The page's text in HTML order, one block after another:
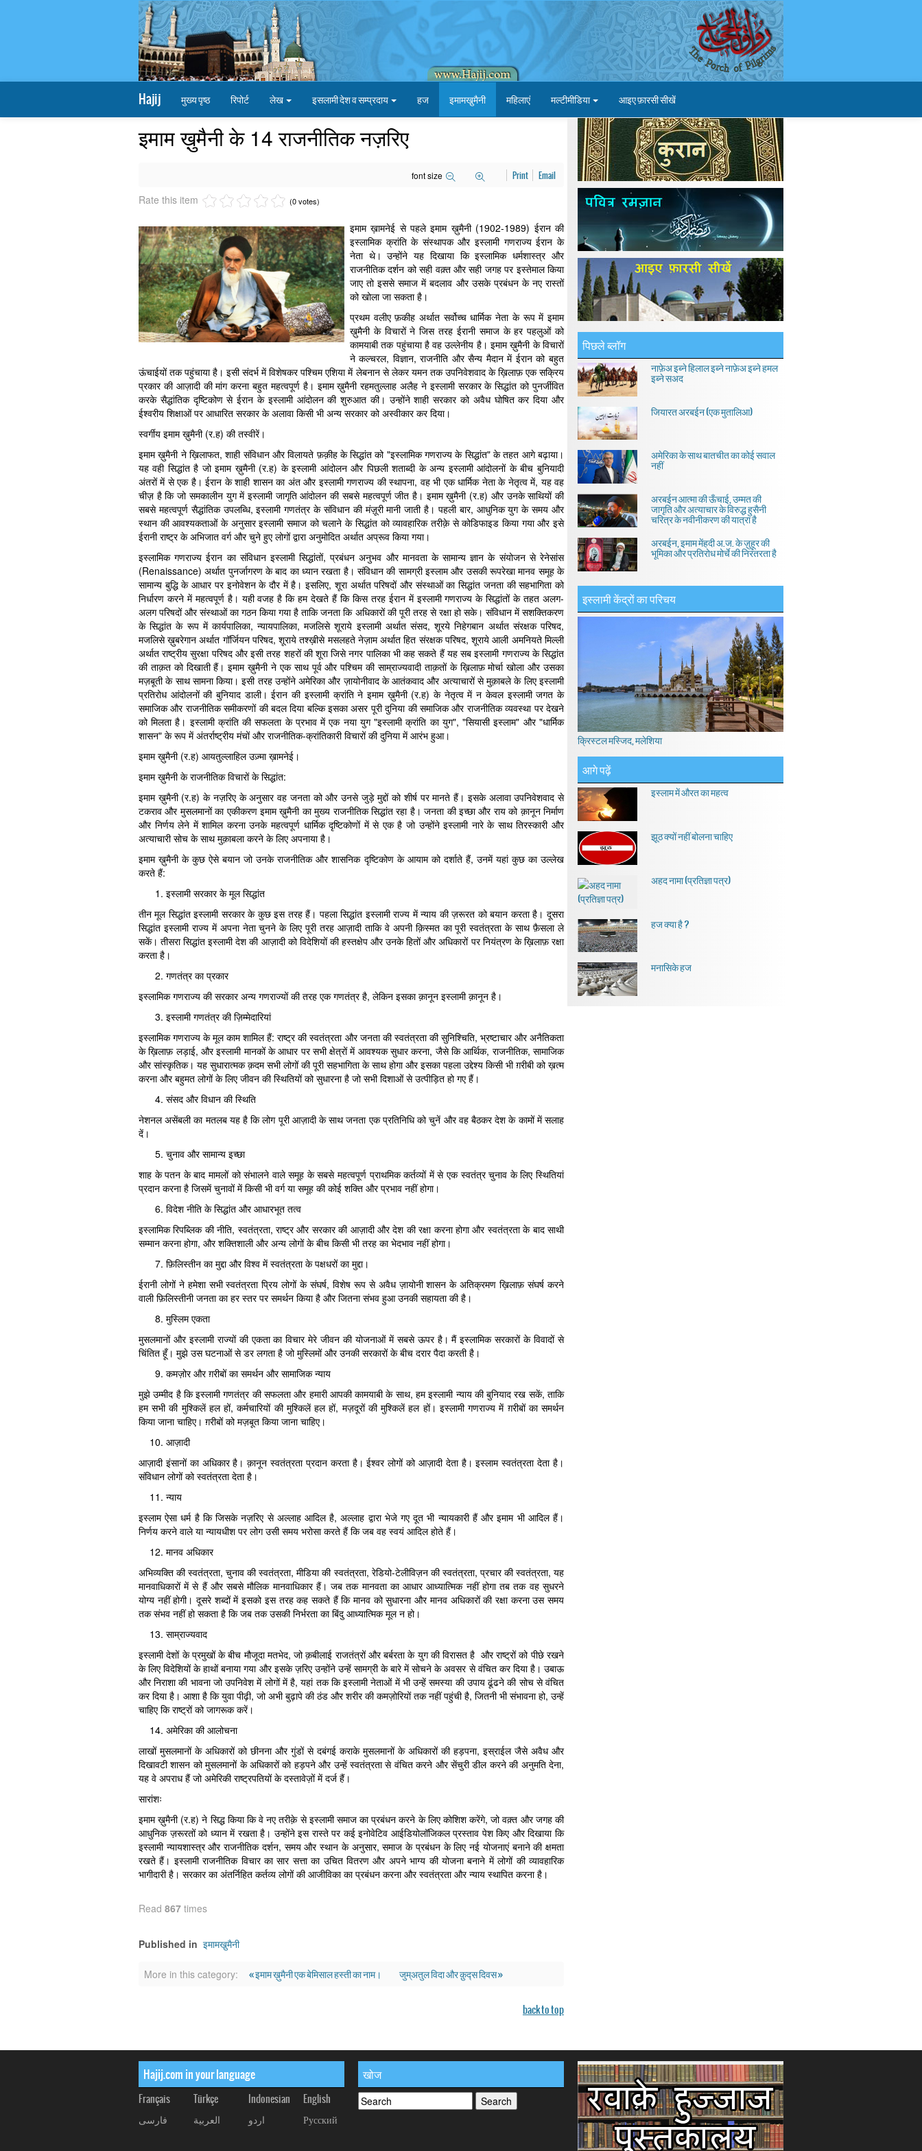
Hajij मुख्य पृष्ठ रिपोर्ट लेख इसलामी देश व सम्प्रदाय हज इमामखु़मैनी महिलाएं मल्टीमीडिया आइए फ़ारसी सीखें
इमाम ख़ुमैनी के 14 राजनीतिक नज़रिए
font size Print Email
Rate this item (0 votes)
इमाम ख़ामनेई से पहले इमाम ख़ुमैनी (1902-1989) ईरान की
इस्लामिक क्रांति के संस्थापक और इस्लामी गणराज्य ईरान के
नेता थे। उन्होंने यह दिखाया कि इस्लामिक धर्मशास्त्र और
राजनीतिक दर्शन को सही वक़्त और सही जगह पर इस्तेमाल किया
जाए तो इससे समाज में बदलाव और उसके प्रबंधन के नए रास्तों
को खोला जा सकता है।
प्रथम वलीए फ़कीह अर्थात सर्वोच्च धार्मिक नेता के रूप में इमाम
ख़ुमैनी के विचारों ने जिस तरह ईरानी समाज के हर पहलुओं को
कामयाबी तक पहुंचाया है वह उल्लेनीय है। इमाम ख़ुमैनी के विचारों
ने कल्चरल, विज्ञान, राजनीति और सैन्य मैदान में ईरान को बहुत
ऊंचाईयों तक पहुंचाया है। इसी संदर्भ में विशेषकर पश्चिम एशिया में लेबनान से लेकर यमन तक उपनिवेशवाद के ख़िलाफ़ एक सक्रिय
प्रकार की आज़ादी की मांग करना बहुत महत्वपूर्ण है। इमाम ख़ुमैनी रहमतुल्लाह अलैह ने इस्लामी सरकार के सिद्धांत को पुनर्जीवित
करके सैद्धांतिक दृष्टिकोण से ईरान के इस्लामी आंदोलन की शुरुआत की। उन्होंने शाही सरकार को अवैध घोषित कर दिया और
ईश्वरीय शिक्षाओं पर आधारित सरकार के अलावा किसी भी अन्य सरकार को अस्वीकार कर दिया।
स्वर्गीय इमाम ख़ुमैनी (र.ह) की तस्वीरें।
इमाम ख़ुमैनी ने ख़िलाफत, शाही संविधान और विलायते फ़क़ीह के सिद्धांत को "इस्लामिक गणराज्य के सिद्धांत" के तहत आगे बढ़ाया।
यह वही सिद्धांत है जो इमाम ख़ुमैनी (र.ह) के इस्लामी आंदोलन और पिछली शताब्दी के अन्य इस्लामी आंदोलनों के बीच बुनियादी
अंतरों में से एक है। ईरान के शाही शासन का अंत और इस्लामी गणराज्य की स्थापना, वह भी एक धार्मिक नेता के नेतृत्व में, यह वह
चीज़ है कि जो समकालीन युग में इस्लामी जागृति आंदोलन की सबसे महत्वपूर्ण जीत है। इमाम ख़ुमैनी (र.ह) और उनके साथियों की
सबसे महत्वपूर्ण सैद्धांतिक उपलब्धि, इस्लामी गणतंत्र के संविधान की मंज़ूरी मानी जाती है। पहली बार, आधुनिक युग के समय और
स्थान की आवश्यकताओं के अनुसार इस्लामी समाज को चलाने के सिद्धांत को व्यावहारिक तरीक़े से कोडिफाइड किया गया और इसे
ईरानी राष्ट्र के अभिजात वर्ग और चुने हुए लोगों द्वारा अनुमोदित अर्थात अप्रूव किया गया।
इस्लामिक गणराज्य ईरान का संविधान इस्लामी सिद्धांतों, प्रबंधन अनुभव और मानवता के सामान्य ज्ञान के संयोजन से रेनेसांस
(Renaissance) अर्थात पुनर्जागरण के बाद का ध्यान रखता है। संविधान की सामग्री इस्लाम और उसकी रूपरेखा मानव समूह के
सामान्य बुद्धि के आधार पर इनोवेशन के दौर में है। इसलिए, शूरा अर्थात परिषदों और संस्थाओं का सिद्धांत जनता की सहभागिता को
निर्धारण करने में महत्वपूर्ण है। यही वजह है कि हम देखते हैं कि किस तरह ईरान में इस्लामी गणराज्य के सिद्धांतों के तहत अलग-
अलग परिषदों और संस्थाओं का गठन किया गया है ताकि जनता कि अधिकारों की पूरी तरह से रक्षा हो सके। संविधान में सशक्तिकरण
के सिद्धांत के रूप में कार्यपालिका, न्यायपालिका, मजलिसे शूराये इस्लामी अर्थात संसद, शूरये निहेगबान अर्थात संरक्षक परिषद,
मजलिसे ख़ुबरेगान अर्थात गॉर्जियन परिषद, शूराये तश्ख़ीसे मसलहते नेज़ाम अर्थात हित संरक्षक परिषद, शूराये आली अमनियते मिल्ली
अर्थात राष्ट्रीय सुरक्षा परिषद और इसी तरह शहरों की शूरा जिसे नगर पालिका भी कह सकते हैं यह सब इस्लामी गणराज्य के सिद्धांत
की ताक़त को दिखाती हैं। इमाम ख़ुमैनी ने एक साथ पूर्व और पश्चिम की साम्राज्यवादी ताक़तों के ख़िलाफ़ मोर्चा खोला और उसका
मज़बूती के साथ सामना किया। इसी तरह उन्होंने अमेरिका और ज़ायोनीवाद के आतंकवाद और अत्याचारों से मुक़ाबले के लिए इस्लामी
प्रतिरोध आंदोलनों की बुनियाद डाली। ईरान की इस्लामी क्रांति ने इमाम ख़ुमैनी (र.ह) के नेतृत्व में न केवल इस्लामी जगत के
समाजिक और राजनीतिक समीकरणों की बदल दिया बल्कि इसका असर पूरी दुनिया की समाजिक और राजनीतिक व्यवस्था पर देखने
को मिलता है। इस्लामी क्रांति की सफलता के प्रभाव में एक नया युग "इस्लामी क्रांति का युग", "सियासी इस्लाम" और "धार्मिक
शासन" के रूप में अंतर्राष्ट्रीय मंचों और राजनीतिक-क्रांतिकारी विचारों की दुनिया में आरंभ हुआ।
इमाम ख़ुमैनी (र.ह) आयतुल्लाहिल उज़्मा ख़ामनेई।
इमाम ख़ुमैनी के राजनीतिक विचारों के सिद्धांत:
इमाम ख़ुमैनी (र.ह) के नज़रिए के अनुसार वह जनता को और उनसे जुड़े मुद्दों को शीर्ष पर मानते हैं। इसके अलावा उपनिवेशवाद से
टकराव और मुसलमानों का एकीकरण इमाम ख़ुमैनी का मुख्य राजनीतिक सिद्धांत रहा है। जनता की इच्छा और राय को क़ानून निर्माण
और निर्णय लेने में शामिल करना उनके महत्वपूर्ण धार्मिक दृष्टिकोणों में से एक है जो उन्होंने इस्लामी नारे के साथ तिरस्कारी और
अत्याचारी सोच के साथ मुक़ाबला करने के लिए अपनाया है।
इमाम ख़ुमैनी के कुछ ऐसे बयान जो उनके राजनीतिक और शासनिक दृष्टिकोण के आयाम को दर्शाते हैं, उनमें यहां कुछ का उल्लेख
करते हैं:
इस्लामी सरकार के मूल सिद्धांत
तीन मूल सिद्धांत इस्लामी सरकार के कुछ इस तरह हैं। पहला सिद्धांत इस्लामी राज्य में न्याय की ज़रूरत को बयान करता है। दूसरा
सिद्धांत इस्लामी राज्य में अपना नेता चुनने के लिए पूरी तरह आज़ादी ताकि वे अपनी क़िस्मत का पूरी स्वतंत्रता के साथ फ़ैसला ले
सकें। तीसरा सिद्धांत इस्लामी देश की आज़ादी को विदेशियों की हस्तक्षेप और उनके हितों और अधिकारों पर नियंत्रण के ख़िलाफ़ रक्षा
करता है।
गणतंत्र का प्रकार
इस्लामिक गणराज्य की सरकार अन्य गणराज्यों की तरह एक गणतंत्र है, लेकिन इसका क़ानून इस्लामी क़ानून है।
इस्लामी गणतंत्र की ज़िम्मेदारियां
इस्लामिक गणराज्य के मूल काम शामिल हैं: राष्ट्र की स्वतंत्रता और जनता की स्वतंत्रता की सुनिश्चिति, भ्रष्टाचार और अनैतिकता
के ख़िलाफ़ लड़ाई, और इस्लामी मानकों के आधार पर सभी क्षेत्रों में आवश्यक सुधार करना, जैसे कि आर्थिक, राजनीतिक, सामाजिक
और सांस्कृतिक। यह सुधारात्मक क़दम सभी लोगों की पूरी सहभागिता के साथ होगा और इसका पहला उद्देश्य किसी भी ग़रीबी को ख़त्म
करना और बहुमत लोगों के लिए जीवन की स्थितियों को सुधारना है जो सभी दिशाओं से उत्पीड़ित हो गए हैं।
संसद और विधान की स्थिति
नेशनल असेंबली का मतलब यह है कि लोग पूरी आज़ादी के साथ जनता एक प्रतिनिधि को चुनें और वह बैठकर देश के कामों में सलाह
दें।
चुनाव और सामान्य इच्छा
शाह के पतन के बाद मामलों को संभालने वाले समूह के सबसे महत्वपूर्ण प्राथमिक कर्तव्यों में से एक स्वतंत्र चुनाव के लिए स्थितियां
प्रदान करना है जिसमें चुनावों में किसी भी वर्ग या समूह की कोई शक्ति और प्रभाव नहीं होगा।
विदेश नीति के सिद्धांत और आधारभूत तत्व
इस्लामिक रिपब्लिक की नीति, स्वतंत्रता, राष्ट्र और सरकार की आज़ादी और देश की रक्षा करना होगा और स्वतंत्रता के बाद साथी
सम्मान करना होगा, और शक्तिशाली और अन्य लोगों के बीच किसी भी तरह का भेदभाव नहीं होगा।
फ़िलिस्तीन का मुद्दा और विश्व में स्वतंत्रता के पक्षधरों का मुद्दा।
ईरानी लोगों ने हमेशा सभी स्वतंत्रता प्रिय लोगों के संघर्ष, विशेष रूप से अवैध ज़ायोनी शासन के अतिक्रमण ख़िलाफ़ संघर्ष करने
वाली फ़िलिस्तीनी जनता का हर स्तर पर समर्थन किया है और जितना संभव हुआ उनकी सहायता की है।
मुस्लिम एकता
मुसलमानों और इस्लामी राज्यों की एकता का विचार मेरे जीवन की योजनाओं में सबसे ऊपर है। मैं इस्लामिक सरकारों के विवादों से
चिंतित हूँ। मुझे उस घटनाओं से डर लगता है जो मुस्लिमों और उनकी सरकारों के बीच दरार पैदा करती है।
कमज़ोर और ग़रीबों का समर्थन और सामाजिक न्याय
मुझे उम्मीद है कि इस्लामी गणतंत्र की सफलता और हमारी आपकी कामयाबी के साथ, हम इस्लामी न्याय की बुनियाद रख सकें, ताकि
हम सभी की मुश्किलें हल हों, कर्मचारियों की मुश्किलें हल हों, मज़दूरों की मुश्किलें हल हों। इस्लामी गणराज्य में ग़रीबों का समर्थन
किया जाना चाहिए। ग़रीबों को मज़बूत किया जाना चाहिए।
आज़ादी
आज़ादी इंसानों का अधिकार है। क़ानून स्वतंत्रता प्रदान करता है। ईश्वर लोगों को आज़ादी देता है। इस्लाम स्वतंत्रता देता है।
संविधान लोगों को स्वतंत्रता देता है।
न्याय
इस्लाम ऐसा धर्म है कि जिसके नज़रिए से अल्लाह आदिल है, अल्लाह द्वारा भेजे गए दूत भी न्यायकारी हैं और इमाम भी आदिल हैं।
निर्णय करने वाले या न्यायधीश पर लोग उसी समय भरोसा करते हैं कि जब वह स्वयं आदिल होते हैं।
मानव अधिकार
अभिव्यक्ति की स्वतंत्रता, चुनाव की स्वतंत्रता, मीडिया की स्वतंत्रता, रेडियो-टेलीविज़न की स्वतंत्रता, प्रचार की स्वतंत्रता, यह
मानवाधिकारों में से हैं और सबसे मौलिक मानवाधिकार हैं। जब तक मानवता का आधार आध्यात्मिक नहीं होगा तब तक वह सुधरने
योग्य नहीं होगी। दूसरे शब्दों में इसको इस तरह कह सकते हैं कि मानव को सुधारना और मानव अधिकारों की रक्षा करना उस समय
तक संभव नहीं हो सकता है कि जब तक उसकी निर्भरता का बिंदु आध्यात्मिक मूल न हो।
साम्राज्यवाद
इस्लामी देशों के प्रमुखों के बीच मौजूदा मतभेद, जो क़बीलाई राजतंत्रों और बर्बरता के युग की विरासत है और राष्ट्रों को पीछे रखने
के लिए विदेशियों के हाथों बनाया गया और इसके ज़रिए उन्होंने उन्हें सामग्री के बारे में सोचने के अवसर से वंचित कर दिया है। उबाऊ
और निराशा की भावना जो उपनिवेश में लोगों में है, यहां तक कि इस्लामी नेताओं में भी उन्हें समस्या की उपाय ढूंढने की सोच से वंचित
कर दिया है। आशा है कि युवा पीढ़ी, जो अभी बुढ़ापे की ठंड और शरीर की कमज़ोरियों तक नहीं पहुंची है, जितनी भी संभावना हो, उन्हें
चाहिए कि राष्ट्रों को जागरूक करें।
अमेरिका की आलोचना
लाखों मुसलमानों के अधिकारों को छीनना और गुंडों से दबंगई कराके मुसलमानों के अधिकारों की हड़पना, इस्राईल जैसे अवैध और
दिखावटी शासन को मुसलमानों के अधिकारों को हड़पने और उन्हें स्वतंत्रता से वंचित करने और सेंचुरी डील करने की अनुमति देना,
यह वे अपराध हैं जो अमेरिकी राष्ट्रपतियों के दस्तावेज़ों में दर्ज हैं।
सारांशः
इमाम ख़ुमैनी (र.ह) ने सिद्ध किया कि वे नए तरीक़े से इस्लामी समाज का प्रबंधन करने के लिए कोशिश करेंगे, जो वक़्त और जगह की
आधुनिक ज़रूरतों को ध्यान में रखता है। उन्होंने इस रास्ते पर कई इनोवेटिव आईडियोलॉजिकल प्रस्ताव पेश किए और दिखाया कि
इस्लामी न्यायशास्त्र और राजनीतिक दर्शन, समय और स्थान के अनुसार, समाज के प्रबंधन के लिए नई योजनाएं बनाने की क्षमता
रखते हैं। इस्लामी राजनीतिक विचार का सार सत्ता का उचित वितरण और अपने भाग्य की योजना बनाने में लोगों की व्यावहारिक
भागीदारी है। सरकार का अंतर्निहित कर्तव्य लोगों की आजीविका का प्रबंधन करना और स्वतंत्रता और न्याय स्थापित करना है।
Read 867 times
Published in इमामखु़मैनी
More in this category: « इमाम ख़ुमैनी एक बेमिसाल हस्ती का नाम। जुम्अतुल विदा और क़ुद्स दिवस »
back to top
पिछले ब्लॉग
नाफ़ेअ इब्ने हिलाल इब्ने नाफ़ेअ इब्ने हमल
इब्ने सअद
जियारत अरबईन (एक मुतालिआ)
अमेरिका के साथ बातचीत का कोई सवाल
नहीं
अरबईन आत्मा की ऊँचाई, उम्मत की
जागृति और अत्याचार के विरुद्ध हुसैनी
चरित्र के नवीनीकरण की यात्रा है
अरबईन, इमाम मेंहदी अ.ज. के ज़ुहूर की
भूमिका और प्रतिरोध मोर्चे की निरंतरता है
इस्लामी केंद्रों का परिचय
क्रिस्टल मस्जिद, मलेशिया
आगे पढ़ें
इस्लाम में औरत का महत्व
झूठ क्यों नहीं बोलना चाहिए
अहद नामा (प्रतिज्ञा पत्र)
हज क्या है ?
मनासिके हज
Hajij.com in your language
Français Türkçe Indonesian
English
فارسی
العربیة اردو Русский
खोज